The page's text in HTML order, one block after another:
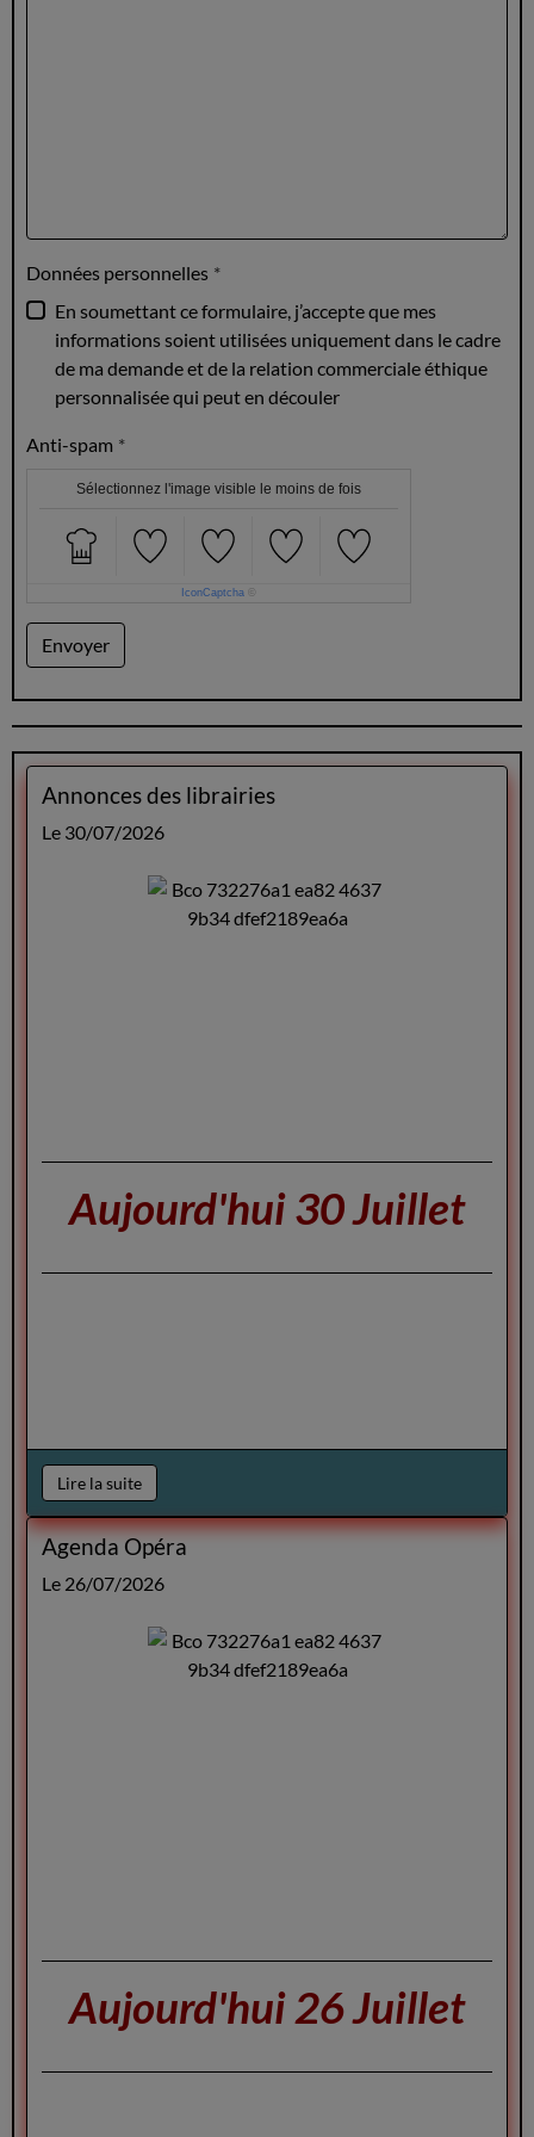
Données personnelles
En soumettant ce formulaire, j’accepte que mes
informations soient utilisées uniquement dans le cadre
de ma demande et de la relation commerciale éthique
personnalisée qui peut en découler
Anti-spam
Sélectionnez l'image visible le moins de fois
IconCaptcha ©
Envoyer
Annonces des librairies
Le 30/07/2026
Aujourd'hui 30 Juillet
Lire la suite
Agenda Opéra
Le 26/07/2026
Aujourd'hui 26 Juillet